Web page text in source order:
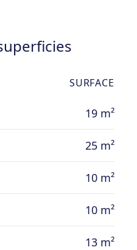
SURFACE
19 m²
25 m²
10 m²
10 m²
13 m²